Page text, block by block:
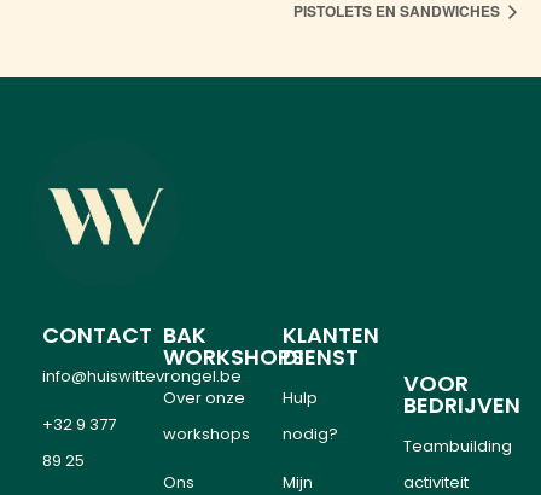
PISTOLETS EN SANDWICHES
CONTACT
info@huiswittevrongel.be
+32 9 377
89 25
BAK
WORKSHOPS
Over onze
workshops
Ons
KLANTEN
DIENST
Hulp
nodig?
Mijn
VOOR
BEDRIJVEN
Teambuilding
activiteit